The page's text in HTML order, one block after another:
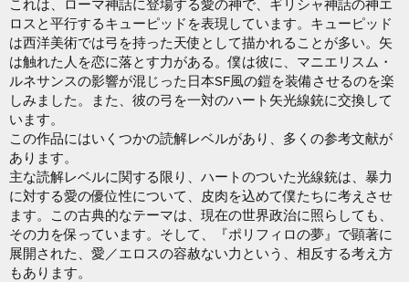
これは、ローマ神話に登場する愛の神で、ギリシャ神話の神エ
ロスと平行するキューピッドを表現しています。キューピッド
は西洋美術では弓を持った天使として描かれることが多い。矢
は触れた人を恋に落とす力がある。僕は彼に、マニエリスム・
ルネサンスの影響が混じった日本SF風の鎧を装備させるのを楽
しみました。また、彼の弓を一対のハート矢光線銃に交換して
います。
この作品にはいくつかの読解レベルがあり、多くの参考文献が
あります。
主な読解レベルに関する限り、ハートのついた光線銃は、暴力
に対する愛の優位性について、皮肉を込めて僕たちに考えさせ
ます。この古典的なテーマは、現在の世界政治に照らしても、
その力を保っています。そして、『ポリフィロの夢』で顕著に
展開された、愛／エロスの容赦ない力という、相反する考え方
もあります。